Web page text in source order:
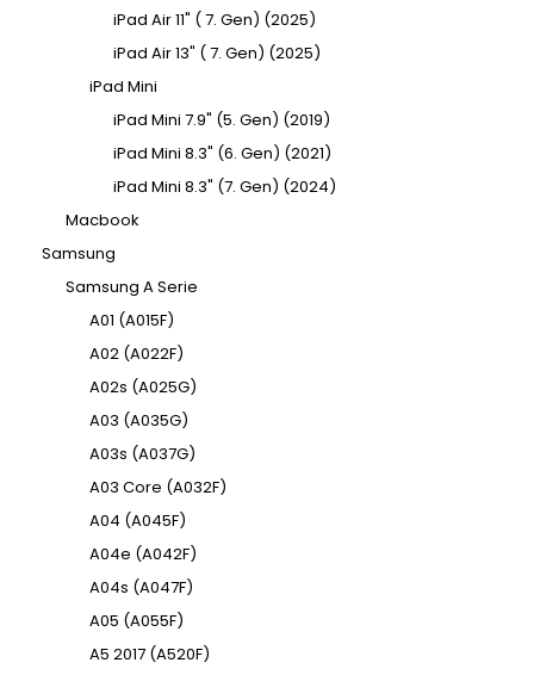
iPad Air 11" ( 7. Gen) (2025)
iPad Air 13" ( 7. Gen) (2025)
iPad Mini
iPad Mini 7.9" (5. Gen) (2019)
iPad Mini 8.3" (6. Gen) (2021)
iPad Mini 8.3" (7. Gen) (2024)
Macbook
Samsung
Samsung A Serie
A01 (A015F)
A02 (A022F)
A02s (A025G)
A03 (A035G)
A03s (A037G)
A03 Core (A032F)
A04 (A045F)
A04e (A042F)
A04s (A047F)
A05 (A055F)
A5 2017 (A520F)